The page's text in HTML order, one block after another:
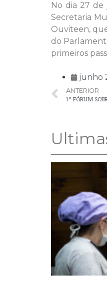
No dia 27
Secretaria
Ouviteen,
do
primeiros
junho
ANTERIOR
1º FÓRUM